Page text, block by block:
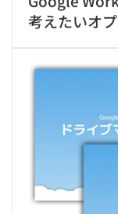
考えたいオ